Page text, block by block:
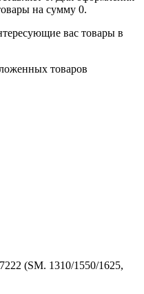
на сумму 0.
вас товары в
товаров
(SM. 1310/1550/1625,